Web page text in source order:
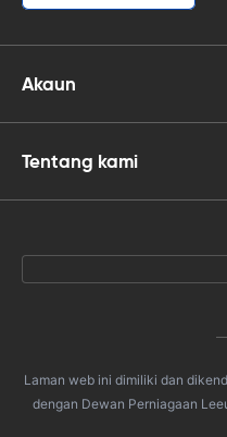
Akaun
Tentang kami
Laman web ini dimiliki dan
dengan Dewan Perniagaan